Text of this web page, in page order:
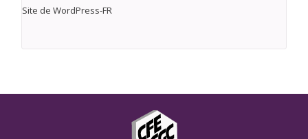
Site de WordPress-FR